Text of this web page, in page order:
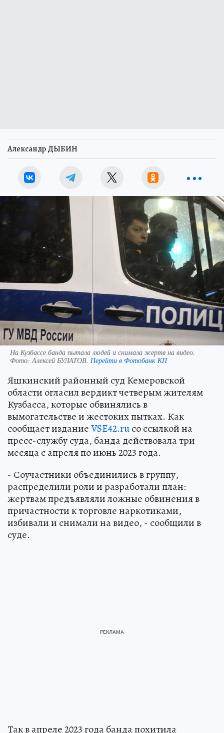
Александр ДЫБИН
На Кузбассе банда пытала людей и снимала жертв на видео.
Фото: Алексей БУЛАТОВ. Перейти в Фотобанк КП
Яшкинский районный суд Кемеровской
области огласил вердикт четверым жителям
Кузбасса, которые обвинялись в
вымогательстве и жестоких пытках. Как
сообщает изданиеVSE42.ruсо ссылкой на
пресс-службу суда, банда действовала три
месяца с апреля по июнь 2023 года.
- Соучастники объединились в группу,
распределили роли и разработали план:
жертвам предъявляли ложные обвинения в
причастности к торговле наркотиками,
избивали и снимали на видео, - сообщили в
суде.
Так в апреле 2023 года банда похитила